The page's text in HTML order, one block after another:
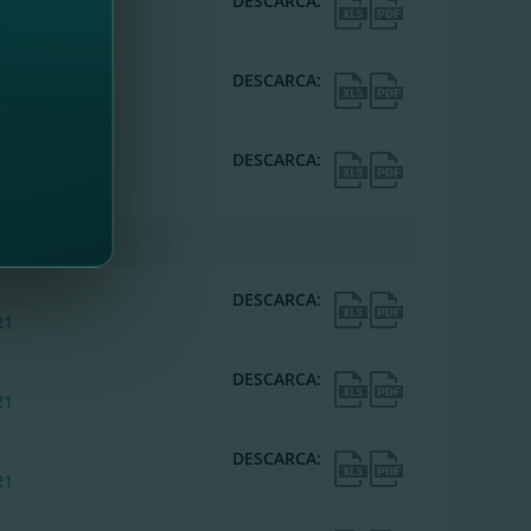
DESCARCA:
DESCARCA:
DESCARCA:
DESCARCA:
DESCARCA: